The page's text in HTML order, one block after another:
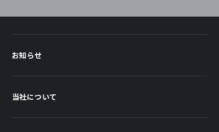
お知らせ
当社について